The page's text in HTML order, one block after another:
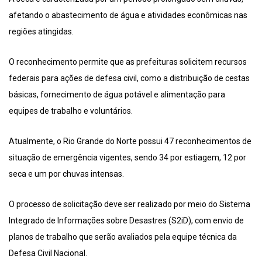
afetando o abastecimento de água e atividades econômicas nas
regiões atingidas.
O reconhecimento permite que as prefeituras solicitem recursos
federais para ações de defesa civil, como a distribuição de cestas
básicas, fornecimento de água potável e alimentação para
equipes de trabalho e voluntários.
Atualmente, o Rio Grande do Norte possui 47 reconhecimentos de
situação de emergência vigentes, sendo 34 por estiagem, 12 por
seca e um por chuvas intensas.
O processo de solicitação deve ser realizado por meio do Sistema
Integrado de Informações sobre Desastres (S2iD), com envio de
planos de trabalho que serão avaliados pela equipe técnica da
Defesa Civil Nacional.